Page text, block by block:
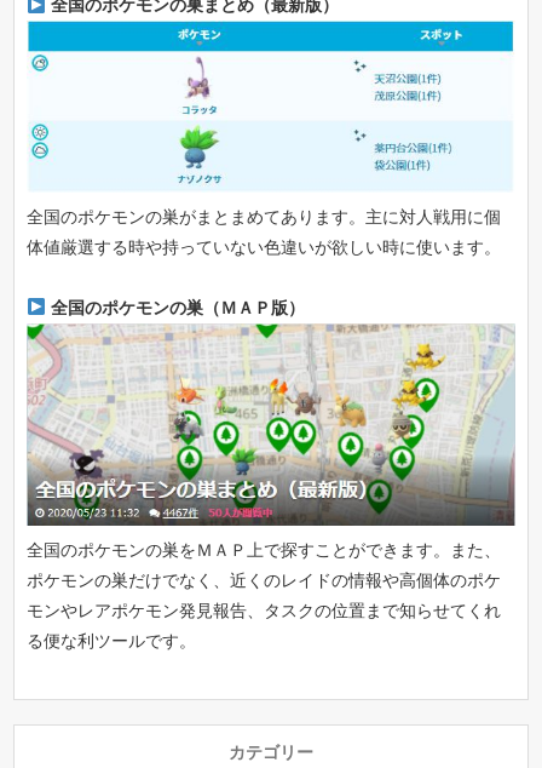
全国のポケモンの巣まとめ（最新版）
全国のポケモンの巣がまとまめてあります。主に対人戦用に個
体値厳選する時や持っていない色違いが欲しい時に使います。
全国のポケモンの巣（ＭＡＰ版）
全国のポケモンの巣をＭＡＰ上で探すことができます。また、
ポケモンの巣だけでなく、近くのレイドの情報や高個体のポケ
モンやレアポケモン発見報告、タスクの位置まで知らせてくれ
る便な利ツールです。
カテゴリー